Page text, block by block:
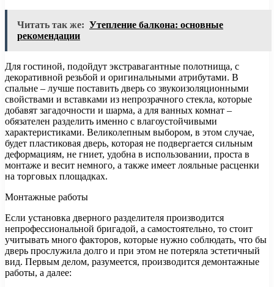
Читать так же: Утепление балкона: основные
рекомендации
Для гостиной, подойдут экстравагантные полотнища, с
декоративной резьбой и оригинальными атрибутами. В
спальне – лучше поставить дверь со звукоизоляционными
свойствами и вставками из непрозрачного стекла, которые
добавят загадочности и шарма, а для ванных комнат –
обязателен разделить именно с влагоустойчивыми
характеристиками. Великолепным выбором, в этом случае,
будет пластиковая дверь, которая не подвергается сильным
деформациям, не гниет, удобна в использовании, проста в
монтаже и весит немного, а также имеет лояльные расценки
на торговых площадках.
Монтажные работы
Если установка дверного разделителя производится
непрофессиональной бригадой, а самостоятельно, то стоит
учитывать много факторов, которые нужно соблюдать, что бы
дверь прослужила долго и при этом не потеряла эстетичный
вид. Первым делом, разумеется, производится демонтажные
работы, а далее: